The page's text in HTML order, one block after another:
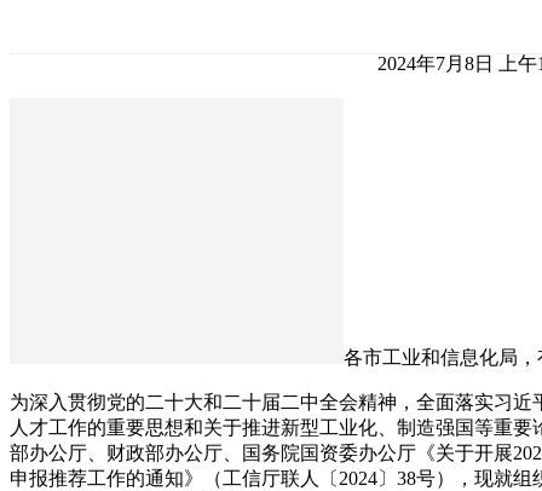
2024年7月8日 上午
各市工业和信息化局
为深入贯彻党的二十大和二十届二中全会精神，全面落实习近
人才工作的重要思想和关于推进新型工业化、制造强国等重要
部办公厅、财政部办公厅、国务院国资委办公厅《关于开展
申报推荐工作的通知》（工信厅联人〔2024〕38号），现就